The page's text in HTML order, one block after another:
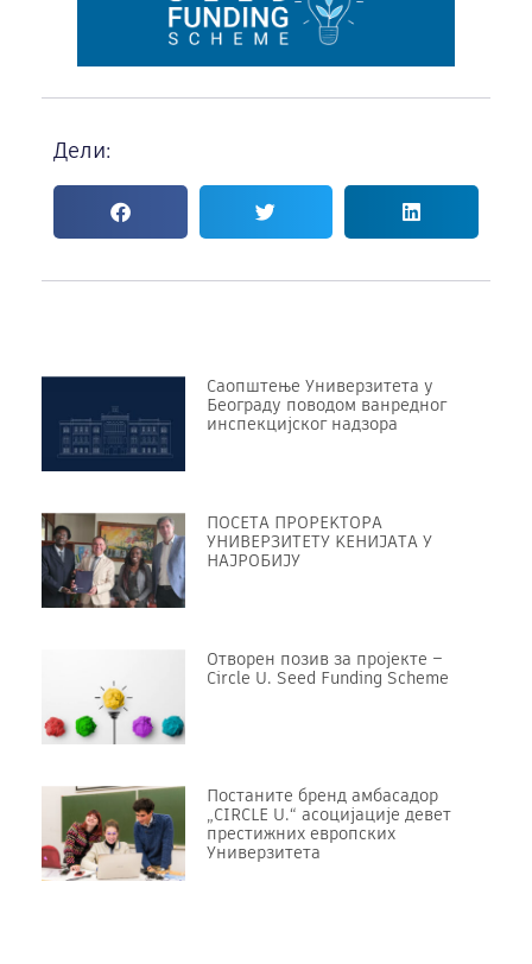
Дели:
Саопштење Универзитета у
Београду поводом ванредног
инспекцијског надзора
ПОСЕТА ПРОРЕKТОРА
УНИВЕРЗИТЕТУ KЕНИЈАТА У
НАЈРОБИЈУ
Отворен позив за пројекте –
Circle U. Seed Funding Scheme
Постаните бренд амбасадор
„CIRCLE U.“ асоцијације девет
престижних европских
Универзитета